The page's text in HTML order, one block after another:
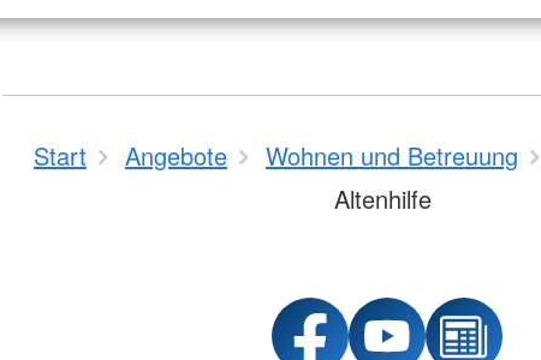
Start Angebote Wohnen und Betreuung
Altenhilfe